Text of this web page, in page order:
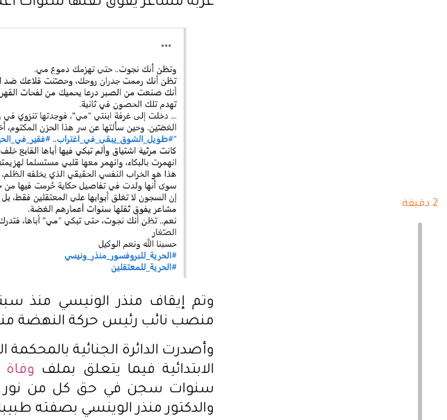
2 دقيقة
منصب نائب رئيس حركة النهضة منذ سنة 2021، بتهمة التآمر على
وأصدرت الدائرة الجنائية
الابتدائية فيما يتعلق بملف وفاة
سنوات سجن في حق كل من نور
والدكتور منذر الوينسي بصفته